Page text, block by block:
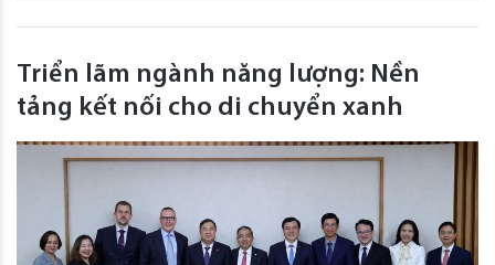
Triển lãm ngành năng lượng: Nền
tảng kết nối cho di chuyển xanh